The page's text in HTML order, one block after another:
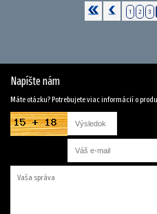
1 2 3
Napíšte nám
Máte otázku? Potrebujete viac informácií o